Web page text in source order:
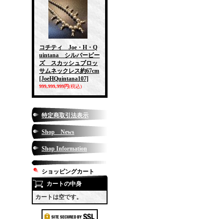
コチティ Joe・H・Q
uintana シルバービー
ズ スカッシュブロッ
サムネックレス約67cm
[JoeHQuintana107]
999,999,999円(税込)
特定商取引法表示
Shop News
Shop Information
ショッピングカート
カートの中身
カートは空です。